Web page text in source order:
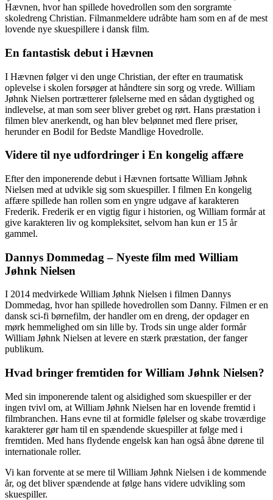
Hævnen, hvor han spillede hovedrollen som den sorgramte
skoledreng Christian. Filmanmeldere udråbte ham som en af de mest
lovende nye skuespillere i dansk film.
En fantastisk debut i Hævnen
I Hævnen følger vi den unge Christian, der efter en traumatisk
oplevelse i skolen forsøger at håndtere sin sorg og vrede. William
Jøhnk Nielsen portrætterer følelserne med en sådan dygtighed og
indlevelse, at man som seer bliver grebet og rørt. Hans præstation i
filmen blev anerkendt, og han blev belønnet med flere priser,
herunder en Bodil for Bedste Mandlige Hovedrolle.
Videre til nye udfordringer i En kongelig affære
Efter den imponerende debut i Hævnen fortsatte William Jøhnk
Nielsen med at udvikle sig som skuespiller. I filmen En kongelig
affære spillede han rollen som en yngre udgave af karakteren
Frederik. Frederik er en vigtig figur i historien, og William formår at
give karakteren liv og kompleksitet, selvom han kun er 15 år
gammel.
Dannys Dommedag – Nyeste film med William
Jøhnk Nielsen
I 2014 medvirkede William Jøhnk Nielsen i filmen Dannys
Dommedag, hvor han spillede hovedrollen som Danny. Filmen er en
dansk sci-fi børnefilm, der handler om en dreng, der opdager en
mørk hemmelighed om sin lille by. Trods sin unge alder formår
William Jøhnk Nielsen at levere en stærk præstation, der fanger
publikum.
Hvad bringer fremtiden for William Jøhnk Nielsen?
Med sin imponerende talent og alsidighed som skuespiller er der
ingen tvivl om, at William Jøhnk Nielsen har en lovende fremtid i
filmbranchen. Hans evne til at formidle følelser og skabe troværdige
karakterer gør ham til en spændende skuespiller at følge med i
fremtiden. Med hans flydende engelsk kan han også åbne dørene til
internationale roller.
Vi kan forvente at se mere til William Jøhnk Nielsen i de kommende
år, og det bliver spændende at følge hans videre udvikling som
skuespiller.